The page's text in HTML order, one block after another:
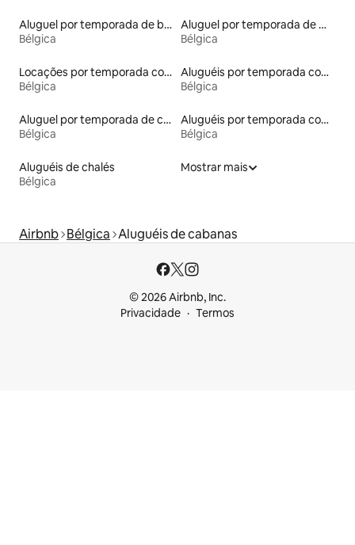
Aluguel por temporada de barcos
Bélgica
Aluguel por temporada de microcasas
Bélgica
Locações por temporada com piscina
Bélgica
Aluguéis por temporada com caiaque
Bélgica
Aluguel por temporada de cabanas de pastor
Bélgica
Aluguéis por temporada com acesso ao lago
Bélgica
Aluguéis de chalés
Bélgica
Mostrar mais
Airbnb Bélgica Aluguéis de cabanas
© 2026 Airbnb, Inc.
Privacidade
Termos